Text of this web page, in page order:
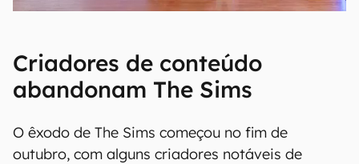
Criadores de conteúdo
abandonam The Sims
O êxodo de The Sims começou no fim de
outubro, com alguns criadores notáveis de